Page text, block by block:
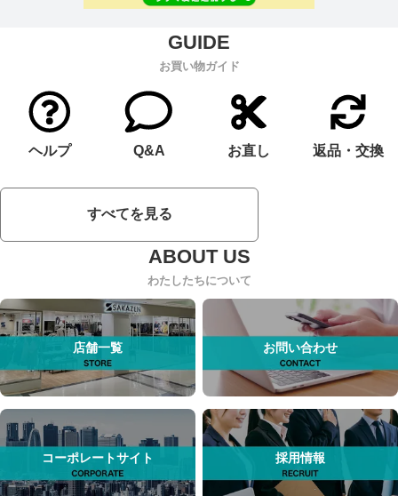
お買い物ガイド
ヘルプ Q&A お直し 返品・交換
すべてを見る
わたしたちについて
店舗一覧 お問い合わせ
コーポレートサイト 採用情報